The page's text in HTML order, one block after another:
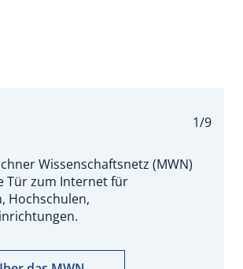
1/9
Wissenschaftsnetz (MWN)
Tür zum Internet für
Hochschulen,